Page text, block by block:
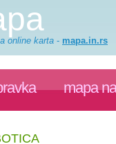
online karta - mapa.in.rs
mapa